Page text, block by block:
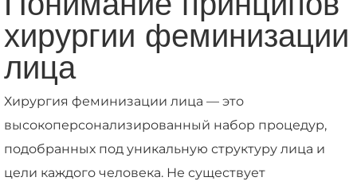
хирургии феминизации
лица
Хирургия феминизации лица — это
высокоперсонализированный набор процедур,
подобранных под уникальную структуру лица и
цели каждого человека. Не существует